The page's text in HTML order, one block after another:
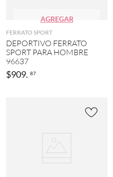
AGREGAR
FERRATO SPORT
DEPORTIVO FERRATO
SPORT PARA HOMBRE
96637
$909. 87